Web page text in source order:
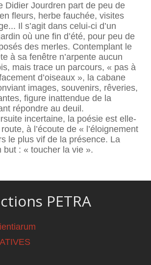
Didier Jourdren part de peu de
fleurs, herbe fauchée, visites
Il s’agit dans celui-ci d’un
où une fin d’été, pour peu de
des merles. Contemplant le
à sa fenêtre n’arpente aucun
mais trace un parcours, « pas à
d’oiseaux », la cabane
images, souvenirs, rêveries,
figure inattendue de la
répondre au deuil.
incertaine, la poésie est elle-
à l’écoute de « l’éloignement
le plus vif de la présence. La
but : « toucher la vie ».
PETRA